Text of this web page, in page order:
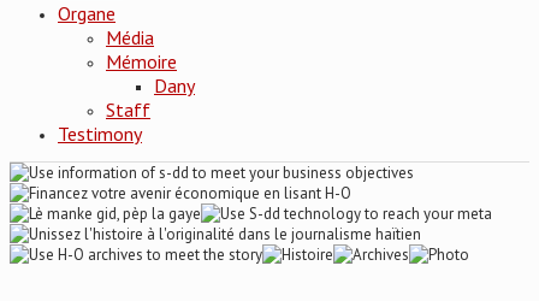
Organe
Média
Mémoire
Dany
Staff
Testimony